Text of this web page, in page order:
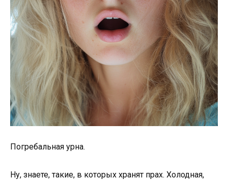
Погребальная урна.
Ну, знаете, такие, в которых хранят прах. Холодная,